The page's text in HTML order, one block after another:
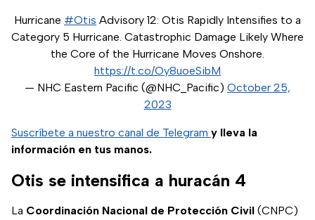
Hurricane #Otis Advisory 12: Otis Rapidly Intensifies to a
Category 5 Hurricane. Catastrophic Damage Likely Where
the Core of the Hurricane Moves Onshore.
https://t.co/Oy8uoeSibM
— NHC Eastern Pacific (@NHC_Pacific) October 25,
2023
Suscríbete a nuestro canal de Telegram y lleva la
información en tus manos.
Otis se intensifica a huracán 4
La Coordinación Nacional de Protección Civil (CNPC)